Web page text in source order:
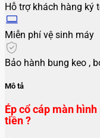
Hỗ trợ khách hàng ký
Miễn phí vệ sinh máy
Bảo hành bung keo ,
Mô tả
Ép cổ cáp màn
tiền ?